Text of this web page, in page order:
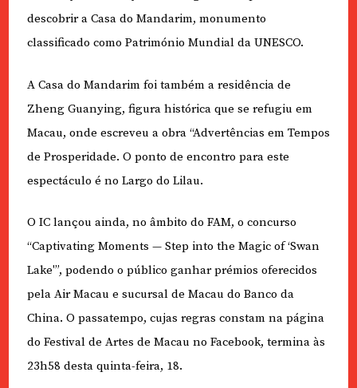
descobrir a Casa do Mandarim, monumento
classificado como Património Mundial da UNESCO.
A Casa do Mandarim foi também a residência de
Zheng Guanying, figura histórica que se refugiu em
Macau, onde escreveu a obra “Advertências em Tempos
de Prosperidade. O ponto de encontro para este
espectáculo é no Largo do Lilau.
O IC lançou ainda, no âmbito do FAM, o concurso
“Captivating Moments — Step into the Magic of ‘Swan
Lake'”, podendo o público ganhar prémios oferecidos
pela Air Macau e sucursal de Macau do Banco da
China. O passatempo, cujas regras constam na página
do Festival de Artes de Macau no Facebook, termina às
23h58 desta quinta-feira, 18.